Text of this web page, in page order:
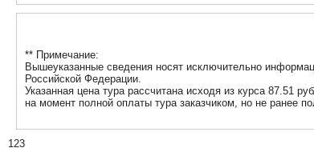
** Примечание:
Вышеуказанные сведения носят исключительно
Российской Федерации.
Указанная цена тура рассчитана исходя из курса 87.51
на момент полной оплаты тура заказчиком, но не ранее
123